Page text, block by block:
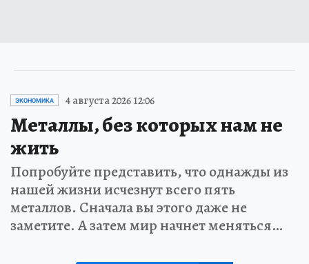
ЭКОНОМИКА 4 августа 2026 12:06
Металлы, без которых нам не
жить
Попробуйте представить, что однажды из
нашей жизни исчезнут всего пять
металлов. Сначала вы этого даже не
заметите. А затем мир начнет меняться…